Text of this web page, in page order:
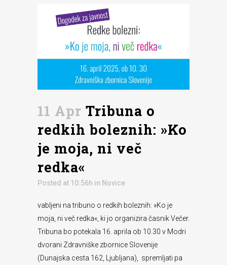
11 Apr Tribuna o
redkih boleznih: »Ko
je moja, ni več
redka«
Posted at 10:56h in Novice
vabljeni na tribuno o redkih boleznih: »Ko je
moja, ni več redka«, ki jo organizira časnik Večer.
Tribuna bo potekala 16. aprila ob 10.30 v Modri
dvorani Zdravniške zbornice Slovenije
(Dunajska cesta 162, Ljubljana), spremljati pa